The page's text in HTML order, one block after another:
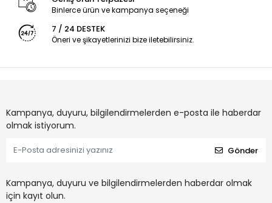
Binlerce ürün ve kampanya seçeneği
7 / 24 DESTEK
Öneri ve şikayetlerinizi bize iletebilirsiniz.
Kampanya, duyuru, bilgilendirmelerden e-posta ile haberdar
olmak istiyorum.
Gönder
Kampanya, duyuru ve bilgilendirmelerden haberdar olmak
için kayıt olun.